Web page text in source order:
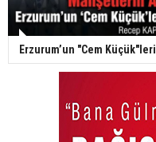
Erzurum’un "Cem Küçük"leri